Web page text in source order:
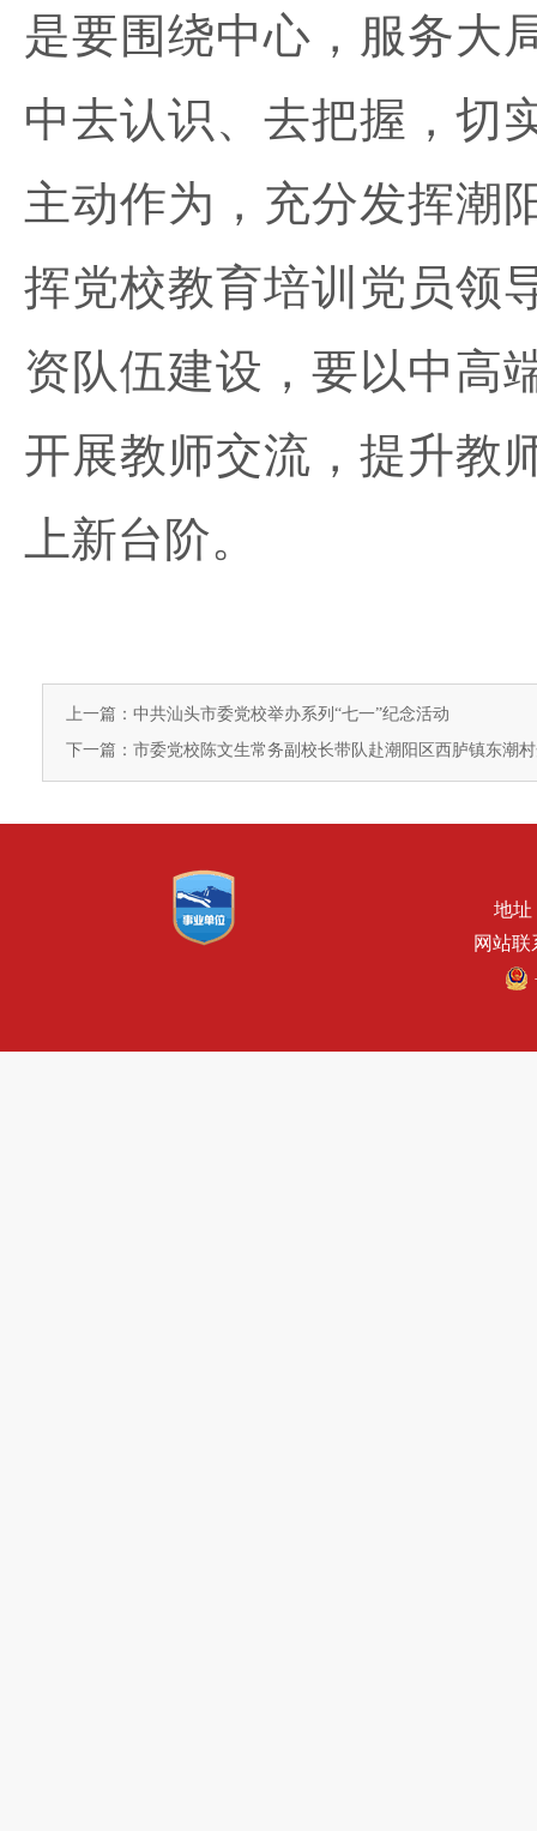
是要围绕中心，服务大
中去认识、去把握，切
主动作为，充分发挥潮
挥党校教育培训党员领
资队伍建设，要以中高
开展教师交流，提升教
上新台阶。
上一篇：中共汕头市委党校举办系列“七一”纪念活动
下一篇：市委党校陈文生常务副校长带队赴潮阳区西胪镇东潮
地址
网站联